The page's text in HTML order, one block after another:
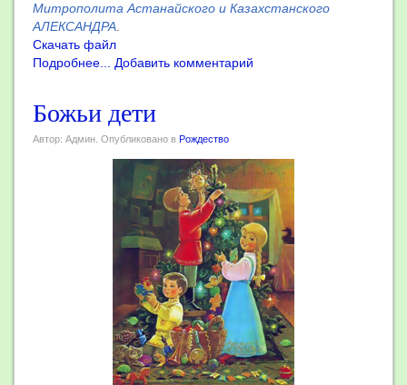
Митрополита Астанайского и Казахстанского
АЛЕКСАНДРА
Скачать файл
Подробнее...
Добавить комментарий
Божьи дети
Автор: Админ. Опубликовано в Рождество